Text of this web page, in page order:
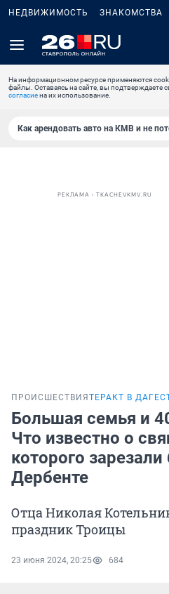
НЕДВИЖИМОСТЬ ЗНАКОМСТВА
На информационном ресурсе применяются
файлы. Оставаясь на сайте, вы подтверждаете
согласиена их использование.
Как арендовать авто на КМВ и не
РЕКЛАМА • TKACHEVKMV.RU
ПРОИСШЕСТВИЯ ТЕРАКТ В
Большая семья и
Что известно о
которого
Дербенте
Отца Николая
праздник Троицы
23 июня 2024, 20:25 684